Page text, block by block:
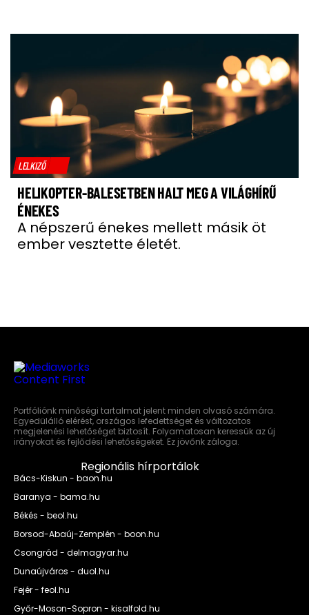
LELKIZŐ
HELIKOPTER-BALESETBEN HALT MEG A VILÁGHÍRŰ
ÉNEKES
A népszerű énekes mellett másik öt
ember vesztette életét.
Portfóliónk minőségi tartalmat jelent minden olvasó számára.
Egyedülálló elérést, országos lefedettséget és változatos
megjelenési lehetőséget biztosít. Folyamatosan keressük az új
irányokat és fejlődési lehetőségeket. Ez jövőnk záloga.
Regionális hírportálok
Bács-Kiskun - baon.hu
Baranya - bama.hu
Békés - beol.hu
Borsod-Abaúj-Zemplén - boon.hu
Csongrád - delmagyar.hu
Dunaújváros - duol.hu
Fejér - feol.hu
Győr-Moson-Sopron - kisalfold.hu